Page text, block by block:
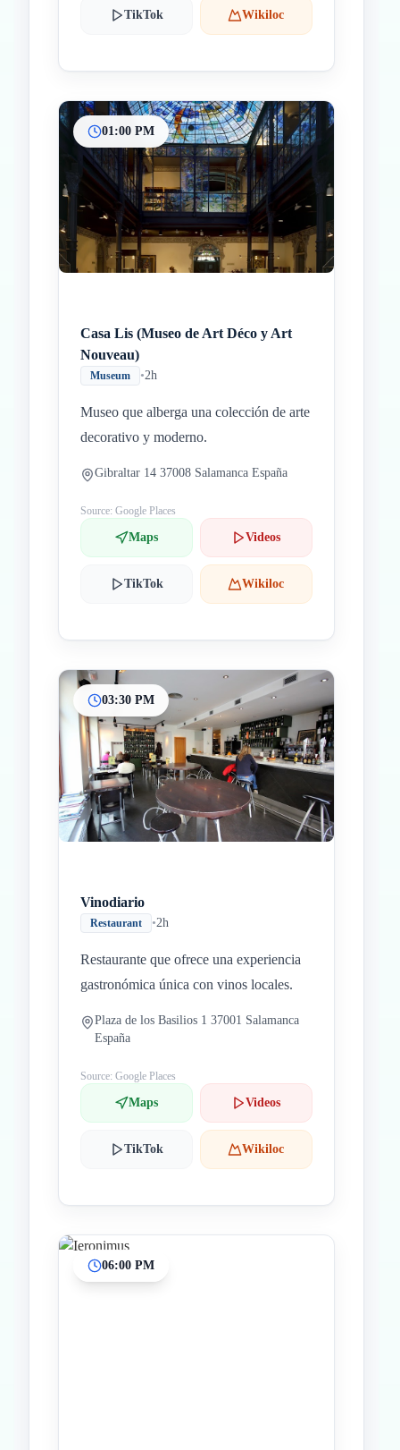
TikTok Wikiloc
01:00 PM
Casa Lis (Museo de Art Déco y Art
Nouveau)
Museum •2h
Museo que alberga una colección de arte
decorativo y moderno.
Gibraltar 14 37008 Salamanca España
Source: Google Places
Maps Videos
TikTok Wikiloc
03:30 PM
Vinodiario
Restaurant •2h
Restaurante que ofrece una experiencia
gastronómica única con vinos locales.
Plaza de los Basilios 1 37001 Salamanca
España
Source: Google Places
Maps Videos
TikTok Wikiloc
06:00 PM